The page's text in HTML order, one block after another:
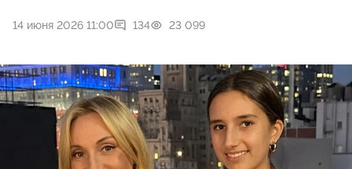
14 июня 2026 11:00 134 23 099